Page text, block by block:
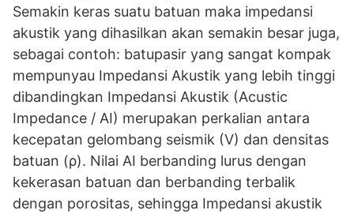
Semakin keras suatu batuan maka impedansi
akustik yang dihasilkan akan semakin besar juga,
sebagai contoh: batupasir yang sangat kompak
mempunyau Impedansi Akustik yang lebih tinggi
dibandingkan Impedansi Akustik (Acustic
Impedance / AI) merupakan perkalian antara
kecepatan gelombang seismik (V) dan densitas
batuan (ρ). Nilai AI berbanding lurus dengan
kekerasan batuan dan berbanding terbalik
dengan porositas, sehingga Impedansi akustik